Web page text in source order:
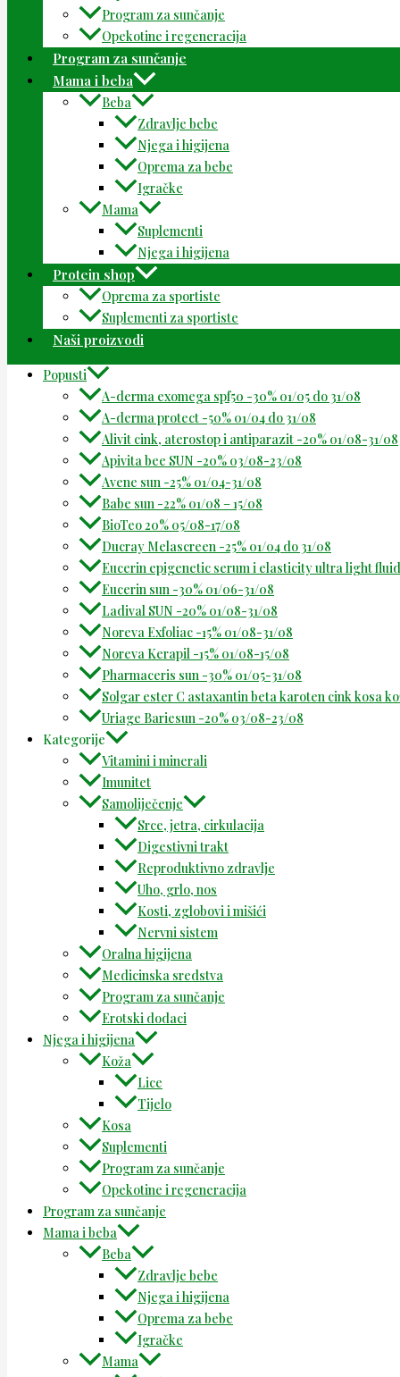
Program za sunčanje
Opekotine i regeneracija
Program za sunčanje
Mama i beba
Beba
Zdravlje bebe
Njega i higijena
Oprema za bebe
Igračke
Mama
Suplementi
Njega i higijena
Protein shop
Oprema za sportiste
Suplementi za sportiste
Naši proizvodi
Popusti
A-derma exomega spf50 -30% 01/05 do 31/08
A-derma protect -50% 01/04 do 31/08
Alivit cink, aterostop i antiparazit -20% 01/08-31/08
Apivita bee SUN -20% 03/08-23/08
Avene sun -25% 01/04-31/08
Babe sun -22% 01/08 – 15/08
BioTeo 20% 05/08-17/08
Ducray Melascreen -25% 01/04 do 31/08
Eucerin epigenetic serum i elasticity ultra light
Eucerin sun -30% 01/06-31/08
Ladival SUN -20% 01/08-31/08
Noreva Exfoliac -15% 01/08-31/08
Noreva Kerapil -15% 01/08-15/08
Pharmaceris sun -30% 01/05-31/08
Solgar ester C astaxantin beta karoten cink kosa
Uriage Bariesun -20% 03/08-23/08
Kategorije
Vitamini i minerali
Imunitet
Samoliječenje
Srce, jetra, cirkulacija
Digestivni trakt
Reproduktivno zdravlje
Uho, grlo, nos
Kosti, zglobovi i mišići
Nervni sistem
Oralna higijena
Medicinska sredstva
Program za sunčanje
Erotski dodaci
Njega i higijena
Koža
Lice
Tijelo
Kosa
Suplementi
Program za sunčanje
Opekotine i regeneracija
Program za sunčanje
Mama i beba
Beba
Zdravlje bebe
Njega i higijena
Oprema za bebe
Igračke
Mama